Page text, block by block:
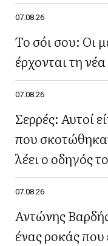
07.08.26
Το σόι σου: Οι
έρχονται τη
07.08.26
Σερρές: Αυτοί
που
λέει ο οδηγός
07.08.26
Αντώνης
ένας ροκάς που